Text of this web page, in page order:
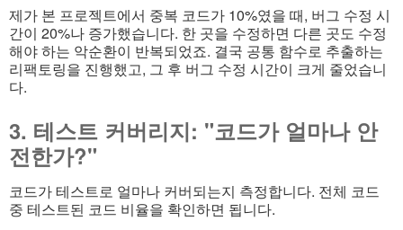
제가 본 프로젝트에서 중복 코드가 10%였을 때, 버그 수정 시
간이 20%나 증가했습니다. 한 곳을 수정하면 다른 곳도 수정
해야 하는 악순환이 반복되었죠. 결국 공통 함수로 추출하는
리팩토링을 진행했고, 그 후 버그 수정 시간이 크게 줄었습니
다.
3. 테스트 커버리지: "코드가 얼마나 안
전한가?"
코드가 테스트로 얼마나 커버되는지 측정합니다. 전체 코드
중 테스트된 코드 비율을 확인하면 됩니다.